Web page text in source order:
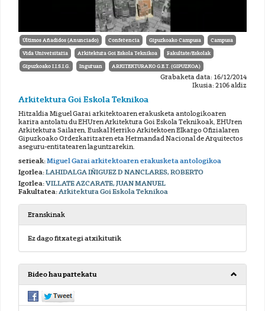
Últimos Añadidos (Anunciado) Conferencia Gipuzkoako Campusa Campusa
Vida Universitaria Arkitektura Goi Eskola Teknikoa Fakultate/Eskolak
Gipuzkoako I.I.S.I.G. Inguruan ARKITEKTURAKO G.E.T. (GIPUZKOA)
Grabaketa data: 16/12/2014
Ikusia: 2106 aldiz
Arkitektura Goi Eskola Teknikoa
Hitzaldia Miguel Garai arkitektoaren erakusketa antologikoaren
karira antolatu du EHUren Arkitektura Goi Eskola Teknikoak, EHUren
Arkitektura Sailaren, Euskal Herriko Arkitektoen Elkargo Ofizialaren
Gipuzkoako Ordezkaritzaren eta Hermandad Nacional de Arquitectos
aseguru-entitatearen laguntzarekin.
serieak:Miguel Garai arkitektoaren erakusketa antologikoa
Igorlea:LAHIDALGA IÑIGUEZ D NANCLARES, ROBERTO
Igorlea:VILLATE AZCARATE, JUAN MANUEL
Fakultatea:Arkitektura Goi Eskola Teknikoa
Eranskinak
Ez dago fitxategi atxikiturik
Bideo hau partekatu